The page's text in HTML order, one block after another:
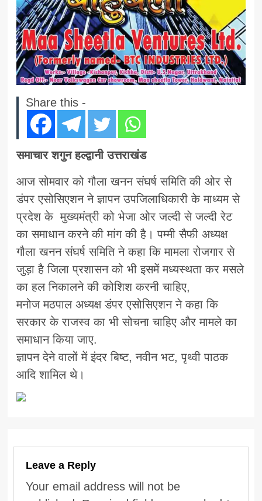
Share this -
समाचार शगुन हल्द्वानी उत्तराखंड
आज सोमवार को गौला खनन संघर्ष समिति की ओर से
डंपर एसोसिएशन ने ज्ञापन उपजिलाधिकारी के माध्यम से
प्रदेश के मुख्यमंत्री को भेजा ओर जल्दी से जल्दी रेट
का समाधान करने की मांग की है। पम्मी सैफी अध्यक्ष
गौला खनन संघर्ष समिति ने कहा कि मामला रोजगार से
जुड़ा है जिला प्रशासन को भी इसमें मध्यस्थता कर मसले
का हल निकालने की कोशिश करनी चाहिए,
मनोज मठपाल अध्यक्ष डंपर एसोसिएशन ने कहा कि
सरकार के राजस्व का भी सोचना चाहिए और मामले का
समाधान किया जाए.
ज्ञापन देने वालों में इंदर बिष्ट, नवीन भट, पृथ्वी पाठक
आदि शामिल थे।
Leave a Reply
Your email address will not be